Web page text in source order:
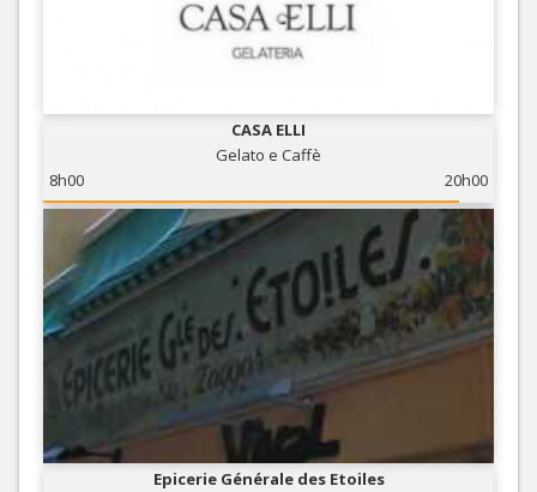
CASA ELLI
Gelato e Caffè
8h00
20h00
Epicerie Générale des Etoiles